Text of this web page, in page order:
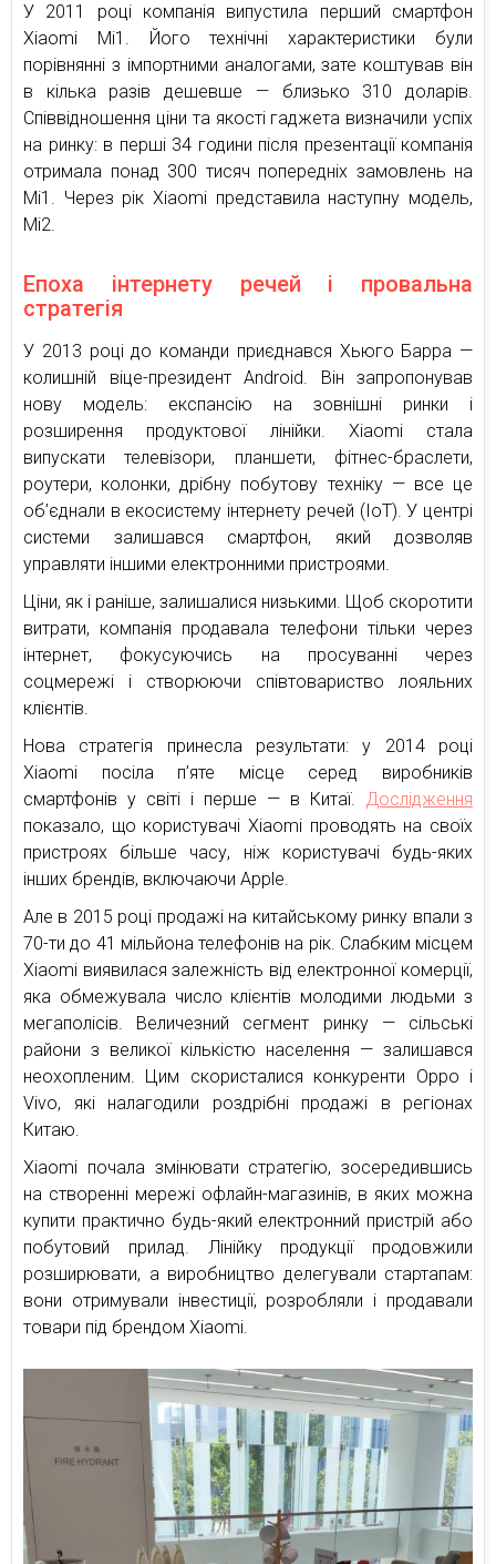
У 2011 році компанія випустила перший смартфон
Xiaomi Mi1. Його технічні характеристики були
порівнянні з імпортними аналогами, зате коштував він
в кілька разів дешевше — близько 310 доларів.
Співвідношення ціни та якості гаджета визначили успіх
на ринку: в перші 34 години після презентації компанія
отримала понад 300 тисяч попередніх замовлень на
Mi1. Через рік Xiaomi представила наступну модель,
Mi2.
Епоха інтернету речей і провальна
стратегія
У 2013 році до команди приєднався Хьюго Барра —
колишній віце-президент Android. Він запропонував
нову модель: експансію на зовнішні ринки і
розширення продуктової лінійки. Xiaomi стала
випускати телевізори, планшети, фітнес-браслети,
роутери, колонки, дрібну побутову техніку — все це
об’єднали в екосистему інтернету речей (IoT). У центрі
системи залишався смартфон, який дозволяв
управляти іншими електронними пристроями.
Ціни, як і раніше, залишалися низькими. Щоб скоротити
витрати, компанія продавала телефони тільки через
інтернет, фокусуючись на просуванні через
соцмережі і створюючи співтовариство лояльних
клієнтів.
Нова стратегія принесла результати: у 2014 році
Xiaomi посіла п’яте місце серед виробників
смартфонів у світі і перше — в Китаї. Дослідження
показало, що користувачі Xiaomi проводять на своїх
пристроях більше часу, ніж користувачі будь-яких
інших брендів, включаючи Apple.
Але в 2015 році продажі на китайському ринку впали з
70-ти до 41 мільйона телефонів на рік. Слабким місцем
Xiaomi виявилася залежність від електронної комерції,
яка обмежувала число клієнтів молодими людьми з
мегаполісів. Величезний сегмент ринку — сільські
райони з великої кількістю населення — залишався
неохопленим. Цим скористалися конкуренти Oppo і
Vivo, які налагодили роздрібні продажі в регіонах
Китаю.
Xiaomi почала змінювати стратегію, зосередившись
на створенні мережі офлайн-магазинів, в яких можна
купити практично будь-який електронний пристрій або
побутовий прилад. Лінійку продукції продовжили
розширювати, а виробництво делегували стартапам:
вони отримували інвестиції, розробляли і продавали
товари під брендом Xiaomi.